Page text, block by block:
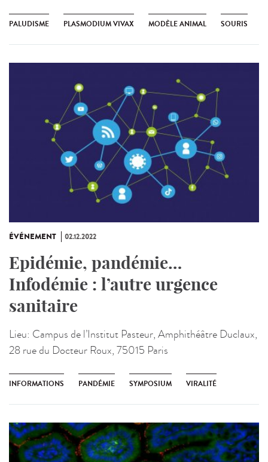
PALUDISME PLASMODIUM VIVAX MODÈLE ANIMAL SOURIS
ÉVÉNEMENT 02.12.2022
Epidémie, pandémie…
Infodémie : l’autre urgence
sanitaire
Lieu: Campus de l’Institut Pasteur, Amphithéâtre Duclaux,
28 rue du Docteur Roux, 75015 Paris
INFORMATIONS PANDÉMIE SYMPOSIUM VIRALITÉ